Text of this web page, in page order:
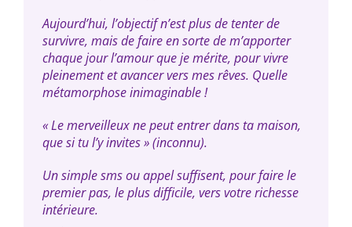
Aujourd’hui, l’objectif n’est plus de tenter de
survivre, mais de faire en sorte de m’apporter
chaque jour l’amour que je mérite, pour vivre
pleinement et avancer vers mes rêves. Quelle
métamorphose inimaginable !
« Le merveilleux ne peut entrer dans ta maison,
que si tu l’y invites » (inconnu).
Un simple sms ou appel suffisent, pour faire le
premier pas, le plus difficile, vers votre richesse
intérieure.